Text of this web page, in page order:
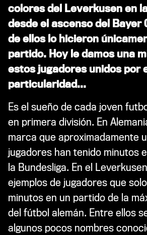
colores del Leverkusen en
desde el ascenso del Bayer
de ellos lo hicieron
partido. Hoy le damos una
estos jugadores unidos por
particularidad...
Es el sueño de cada joven
en primera división. En
marca que aproximadamente
jugadores han tenido minutos
la Bundesliga. En el
ejemplos de jugadores que
minutos en un partido de la
del fútbol alemán. Entre ellos
algunos pocos nombres